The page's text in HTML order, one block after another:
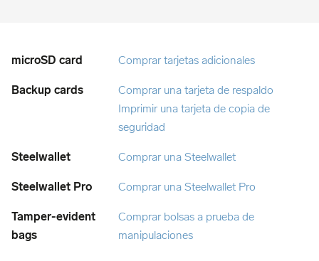
Comprar tarjetas adicionales
Comprar una tarjeta de respaldo
Imprimir una tarjeta de copia de
seguridad
Comprar una Steelwallet
Comprar una Steelwallet Pro
Comprar bolsas a prueba de
manipulaciones